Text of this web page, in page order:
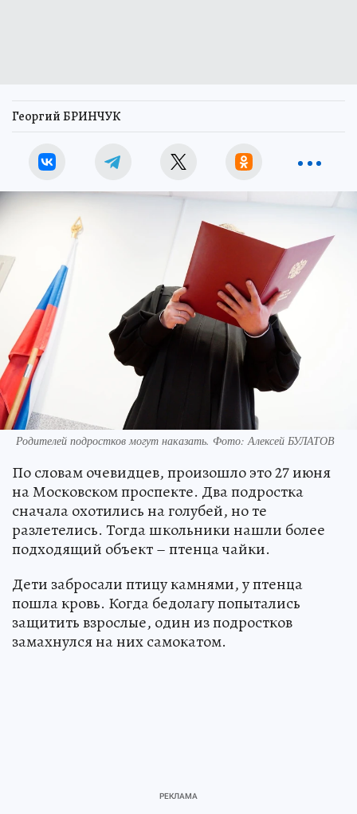
Георгий БРИНЧУК
Родителей подростков могут наказать. Фото: Алексей БУЛАТОВ
По словам очевидцев, произошло это 27 июня
на Московском проспекте. Два подростка
сначала охотились на голубей, но те
разлетелись. Тогда школьники нашли более
подходящий объект – птенца чайки.
Дети забросали птицу камнями, у птенца
пошла кровь. Когда бедолагу попытались
защитить взрослые, один из подростков
замахнулся на них самокатом.